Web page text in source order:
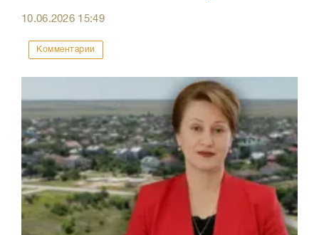
10.06.2026 15:49
Комментарии